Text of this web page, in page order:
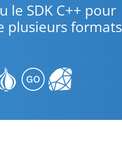
le SDK C++ pour
plusieurs formats